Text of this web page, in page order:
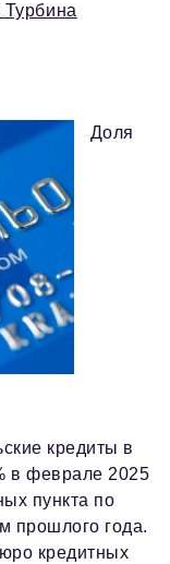
Доля
кредиты в
в феврале 2025
пункта по
прошлого года.
кредитных